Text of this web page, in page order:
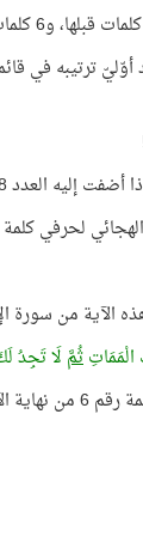
وهذا العدد أوّليّ ترتيبه
الآية من سورة
ثُمَّ لَا تَجِدُ